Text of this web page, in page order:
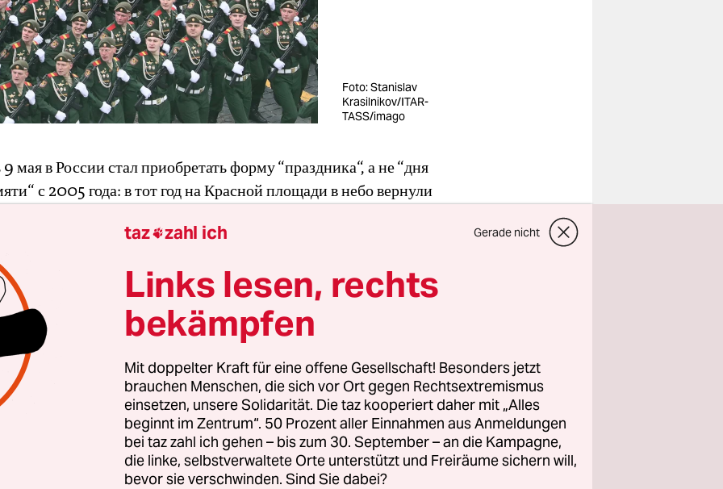
Foto: Stanislav
Krasilnikov/ITAR-
TASS/imago
9 мая в России стал приобретать форму “праздника“, а не “дня
с 2005 года: в тот год на Красной площади в небо вернули
в параде участвовала тяжелая военная техника. Постепенно
начало затмевать торжество памяти, а обычный
стал выкристаллизовываться в патриотический формат
участия и именно праздности, а не горевания.
в школе, я и мои одноклассники подписывали открытки
и разносили им лично по домам, вручали 9 мая с цветами и
которые покупали на свои личные деньги. Для нас тогда
передать им нашу детскую благодарность: за прожитые ими
годы, за мужество и возможность жить нам детям –
taz zahl ich Gerade nicht
Links lesen, rechts
bekämpfen
Mit doppelter Kraft für eine offene Gesellschaft! Besonders jetzt
brauchen Menschen, die sich vor Ort gegen Rechtsextremismus
einsetzen, unsere Solidarität. Die taz kooperiert daher mit „Alles
beginnt im Zentrum“. 50 Prozent aller Einnahmen aus Anmeldungen
bei taz zahl ich gehen – bis zum 30. September – an die Kampagne,
die linke, selbstverwaltete Orte unterstützt und Freiräume sichern will,
bevor sie verschwinden. Sind Sie dabei?